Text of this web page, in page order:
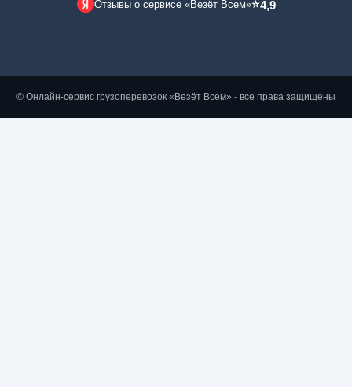
Отзывы о сервисе «Везёт Всем»⭐4,9
© Онлайн-сервис грузоперевозок «Везёт Всем» - все права защищены